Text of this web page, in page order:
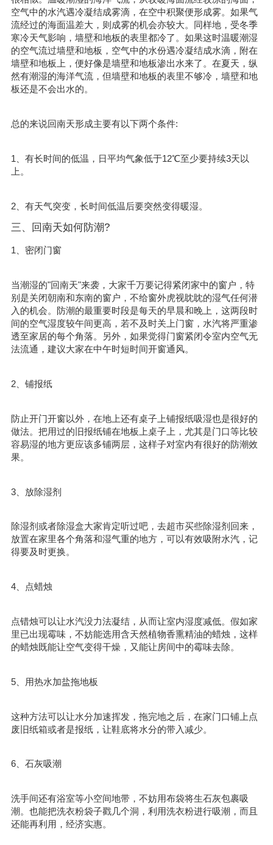
空气中的水汽遇冷凝结成雾滴，在空中积聚便形成雾。如果气
流经过的海面温差大，则成雾的机会亦较大。同样地，受冬季
寒冷天气影响，墙壁和地板的表里都冷了。如果这时温暖潮湿
的空气流过墙壁和地板，空气中的水份遇冷凝结成水滴，附在
墙壁和地板上，便好像是墙壁和地板渗出水来了。在夏天，纵
然有潮湿的海洋气流，但墙壁和地板的表里不够冷，墙壁和地
板还是不会出水的。
总的来说回南天形成主要有以下两个条件:
1、有长时间的低温，日平均气象低于12℃至少要持续3天以
上。
2、有天气突变，长时间低温后要突然变得暖湿。
三、回南天如何防潮?
1、密闭门窗
当潮湿的"回南天"来袭，大家千万要记得紧闭家中的窗户，特
别是关闭朝南和东南的窗户，不给窗外虎视眈眈的湿气任何潜
入的机会。防潮的最重要时段是每天的早晨和晚上，这两段时
间的空气湿度较午间更高，若不及时关上门窗，水汽将严重渗
透至家居的每个角落。另外，如果觉得门窗紧闭令室内空气无
法流通，建议大家在中午时短时间开窗通风。
2、铺报纸
防止开门开窗以外，在地上还有桌子上铺报纸吸湿也是很好的
做法。把用过的旧报纸铺在地板上桌子上，尤其是门口等比较
容易湿的地方更应该多铺两层，这样子对室内有很好的防潮效
果。
3、放除湿剂
除湿剂或者除湿盒大家肯定听过吧，去超市买些除湿剂回来，
放置在家里各个角落和湿气重的地方，可以有效吸附水汽，记
得要及时更换。
4、点蜡烛
点错烛可以让水汽没力法凝结，从而让室内湿度减低。假如家
里已出现霉味，不妨能选用含天然植物香熏精油的蜡烛，这样
的蜡烛既能让空气变得干燥，又能让房间中的霉味去除。
5、用热水加盐拖地板
这种方法可以让水分加速挥发，拖完地之后，在家门口铺上点
废旧纸箱或者是报纸，让鞋底将水分的带入减少。
6、石灰吸潮
洗手间还有浴室等小空间地带，不妨用布袋将生石灰包裹吸
潮。也能把洗衣粉袋子戳几个洞，利用洗衣粉进行吸潮，而且
还能再利用，经济实惠。